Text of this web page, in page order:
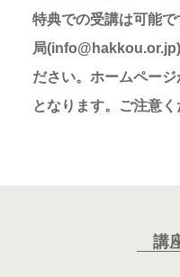
特典での受講は可能
局
ださい。ホームペー
となります。ご注意く
講